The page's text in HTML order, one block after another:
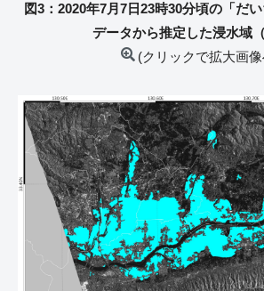
図3：2020年7月7日23時30分頃の「だ
データから推定した浸水域（
(クリックで拡大画